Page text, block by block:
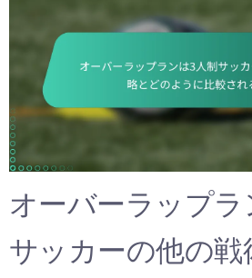
オーバーラップラ
サッカーの他の戦